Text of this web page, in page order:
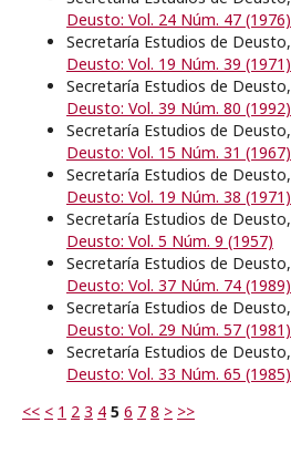
Deusto: Vol. 24 Núm. 47 (1976)
Secretaría Estudios de Deusto,
Deusto: Vol. 19 Núm. 39 (1971)
Secretaría Estudios de Deusto,
Deusto: Vol. 39 Núm. 80 (1992)
Secretaría Estudios de Deusto,
Deusto: Vol. 15 Núm. 31 (1967)
Secretaría Estudios de Deusto,
Deusto: Vol. 19 Núm. 38 (1971)
Secretaría Estudios de Deusto,
Deusto: Vol. 5 Núm. 9 (1957)
Secretaría Estudios de Deusto,
Deusto: Vol. 37 Núm. 74 (1989)
Secretaría Estudios de Deusto,
Deusto: Vol. 29 Núm. 57 (1981)
Secretaría Estudios de Deusto,
Deusto: Vol. 33 Núm. 65 (1985)
<< < 1 2 3 4 5 6 7 8 > >>